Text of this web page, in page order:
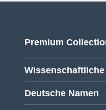
Premium
Wissenschaftliche
Deutsche Namen